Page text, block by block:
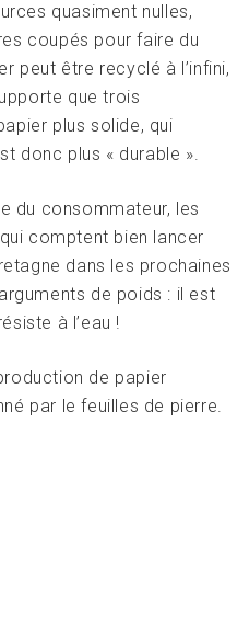
quasiment nulles,
coupés pour faire du
peut être recyclé à l’infini,
que trois
plus solide, qui
donc plus « durable ».
du consommateur, les
comptent bien lancer
dans les prochaines
de poids : il est
à l’eau !
de papier
par le feuilles de pierre.